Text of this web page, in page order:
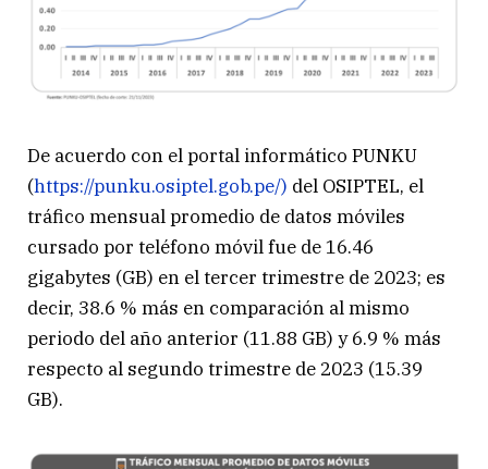
De acuerdo con el portal informático PUNKU
(https://punku.osiptel.gob.pe/) del OSIPTEL, el
tráfico mensual promedio de datos móviles
cursado por teléfono móvil fue de 16.46
gigabytes (GB) en el tercer trimestre de 2023; es
decir, 38.6 % más en comparación al mismo
periodo del año anterior (11.88 GB) y 6.9 % más
respecto al segundo trimestre de 2023 (15.39
GB).